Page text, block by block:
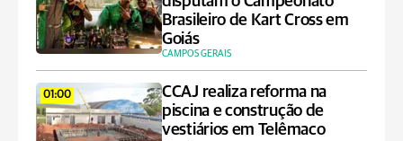
Brasileiro de Kart Cross em
Goiás
CAMPOS GERAIS
01:00
CCAJ realiza reforma na
piscina e construção de
vestiários em Telêmaco